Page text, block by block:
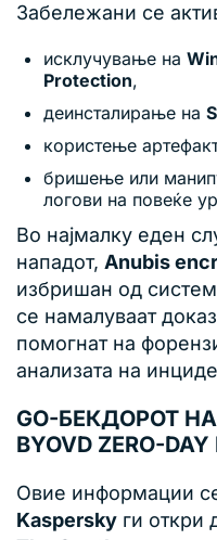
Забележани се
исклучување на
Protection,
деинсталирање на
користење
бришење или
логови на повеќе
Во најмалку еден
нападот, Anubis
избришан од
се намалуваат
помогнат на
анализата на
GO-БЕКДОРОТ НА
BYOVD ZERO-
Овие информации
Kaspersky ги откри